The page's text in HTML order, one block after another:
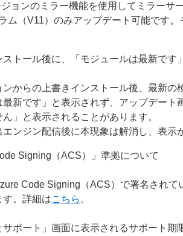
ョンのミラー機能を使用してミラーサ
ム（V11）のみアップデート可能です
ストール後に、「モジュールは最新です
ンからの上書きインストール後、最新
最新です」と表示されず、アップデー
」と表示されることがあります。
エンジン配信後に本現象は解消し、表示
Signing（ACS）」準拠について
Code Signing（ACS）で署名され
す。詳細はこちら 。
サポート」画面に表示されるサポート